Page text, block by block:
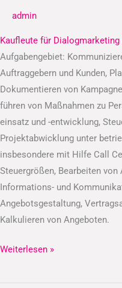
admin
Kaufleute für Dialogmarketing
Aufgabengebiet:
Auftraggebern und Kunden,
Dokumentieren von
führen von Maßnahmen zu
einsatz und -entwicklung,
Projektabwicklung unter
insbesondere mit Hilfe Call
Steuergrößen, Bearbeiten
Informations- und
Angebotsgestaltung,
Kalkulieren von Angeboten.
(IHK)
Weiterlesen »